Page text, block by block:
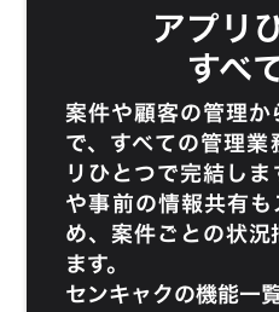
アプリ
すべ
案件や顧客の管理
で、すべての管理
リひとつで完結し
や事前の情報共有
め、案件ごとの状
ます。
センキャクの機能一